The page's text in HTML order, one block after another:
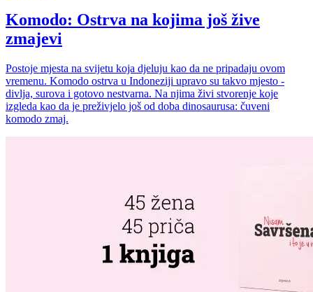
Komodo: Ostrva na kojima još žive
zmajevi
Postoje mjesta na svijetu koja djeluju kao da ne pripadaju ovom
vremenu. Komodo ostrva u Indoneziji upravo su takvo mjesto -
divlja, surova i gotovo nestvarna. Na njima živi stvorenje koje
izgleda kao da je preživjelo još od doba dinosaurusa: čuveni
komodo zmaj.